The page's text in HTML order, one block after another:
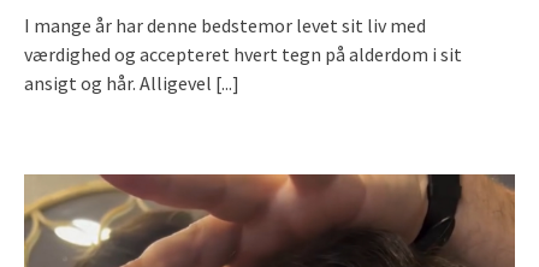
I mange år har denne bedstemor levet sit liv med
værdighed og accepteret hvert tegn på alderdom i sit
ansigt og hår. Alligevel [...]